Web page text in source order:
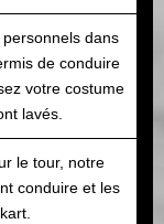
dans
de conduire
votre costume
lavés.
le tour, notre
conduire et les